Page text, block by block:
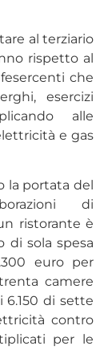
al terziario
rispetto al
che
esercizi
alle
e gas
la portata del
di
ristorante è
di sola spesa
euro per
camere
di sette
contro
per le